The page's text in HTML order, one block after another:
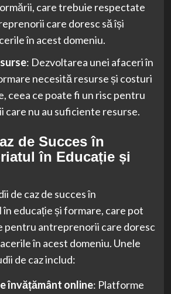
care trebuie respectate
care doresc să își
în acest domeniu.
: Dezvoltarea unei afaceri în
necesită resurse și costuri
ceea ce poate fi un risc pentru
care nu au suficiente resurse.
de Succes în
în Educație și
de caz de succes în
educație și formare, care pot
pentru antreprenorii care doresc
în acest domeniu. Unele
de caz includ:
învățământ online: Platforme